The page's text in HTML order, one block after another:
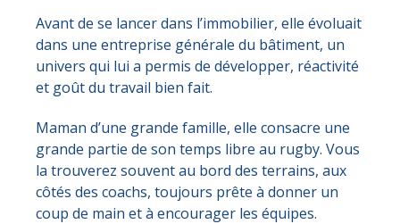
Avant de se lancer dans l’immobilier, elle évoluait
dans une entreprise générale du bâtiment, un
univers qui lui a permis de développer, réactivité
et goût du travail bien fait.
Maman d’une grande famille, elle consacre une
grande partie de son temps libre au rugby. Vous
la trouverez souvent au bord des terrains, aux
côtés des coachs, toujours prête à donner un
coup de main et à encourager les équipes.